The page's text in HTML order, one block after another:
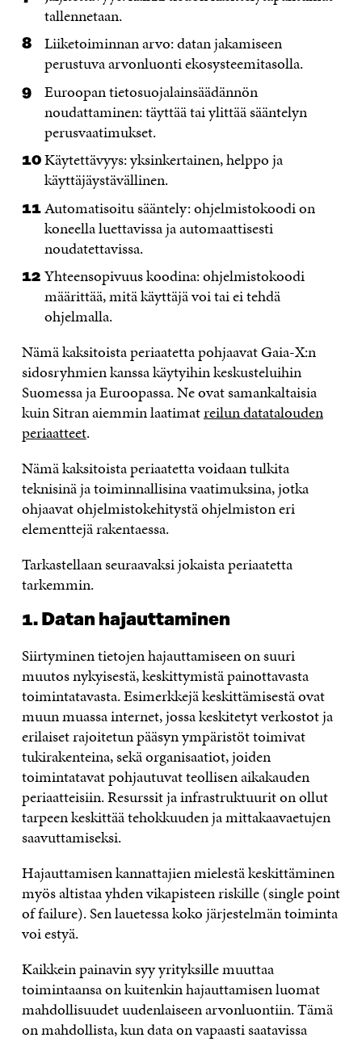
tallennetaan.
Liiketoiminnan arvo: datan jakamiseen
perustuva arvonluonti ekosysteemitasolla.
Euroopan tietosuojalainsäädännön
noudattaminen: täyttää tai ylittää sääntelyn
perusvaatimukset.
Käytettävyys: yksinkertainen, helppo ja
käyttäjäystävällinen.
Automatisoitu sääntely: ohjelmistokoodi on
koneella luettavissa ja automaattisesti
noudatettavissa.
Yhteensopivuus koodina: ohjelmistokoodi
määrittää, mitä käyttäjä voi tai ei tehdä
ohjelmalla.
Nämä kaksitoista periaatetta pohjaavat Gaia-X:n
sidosryhmien kanssa käytyihin keskusteluihin
Suomessa ja Euroopassa. Ne ovat samankaltaisia
kuin Sitran aiemmin laatimatreilun datatalouden
periaatteet.
Nämä kaksitoista periaatetta voidaan tulkita
teknisinä ja toiminnallisina vaatimuksina, jotka
ohjaavat ohjelmistokehitystä ohjelmiston eri
elementtejä rakentaessa.
Tarkastellaan seuraavaksi jokaista periaatetta
tarkemmin.
1. Datan hajauttaminen
Siirtyminen tietojen hajauttamiseen on suuri
muutos nykyisestä, keskittymistä painottavasta
toimintatavasta. Esimerkkejä keskittämisestä ovat
muun muassa internet, jossa keskitetyt verkostot ja
erilaiset rajoitetun pääsyn ympäristöt toimivat
tukirakenteina, sekä organisaatiot, joiden
toimintatavat pohjautuvat teollisen aikakauden
periaatteisiin. Resurssit ja infrastruktuurit on ollut
tarpeen keskittää tehokkuuden ja mittakaavaetujen
saavuttamiseksi.
Hajauttamisen kannattajien mielestä keskittäminen
myös altistaa yhden vikapisteen riskille (single point
of failure). Sen lauetessa koko järjestelmän toiminta
voi estyä.
Kaikkein painavin syy yrityksille muuttaa
toimintaansa on kuitenkin hajauttamisen luomat
mahdollisuudet uudenlaiseen arvonluontiin. Tämä
on mahdollista, kun data on vapaasti saatavissa